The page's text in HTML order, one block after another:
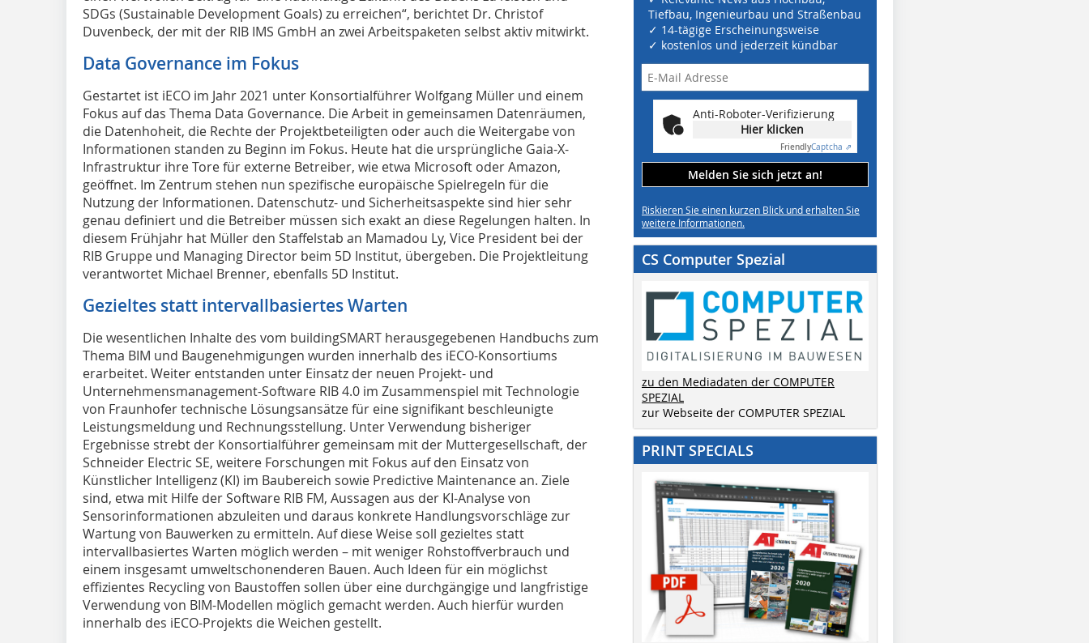
SDGs (Sustainable Development Goals) zu erreichen“, berichtet Dr. Christof
Duvenbeck, der mit der RIB IMS GmbH an zwei Arbeitspaketen selbst aktiv mitwirkt.
Data Governance im Fokus
Gestartet ist iECO im Jahr 2021 unter Konsortialführer Wolfgang Müller und einem
Fokus auf das Thema Data Governance. Die Arbeit in gemeinsamen Datenräumen,
die Datenhoheit, die Rechte der Projektbeteiligten oder auch die Weitergabe von
Informationen standen zu Beginn im Fokus. Heute hat die ursprüngliche Gaia-X-
Infrastruktur ihre Tore für externe Betreiber, wie etwa Microsoft oder Amazon,
geöffnet. Im Zentrum stehen nun spezifische europäische Spielregeln für die
Nutzung der Informationen. Datenschutz- und Sicherheitsaspekte sind hier sehr
genau definiert und die Betreiber müssen sich exakt an diese Regelungen halten. In
diesem Frühjahr hat Müller den Staffelstab an Mamadou Ly, Vice President bei der
RIB Gruppe und Managing Director beim 5D Institut, übergeben. Die Projektleitung
verantwortet Michael Brenner, ebenfalls 5D Institut.
Gezieltes statt intervallbasiertes Warten
Die wesentlichen Inhalte des vom buildingSMART herausgegebenen Handbuchs zum
Thema BIM und Baugenehmigungen wurden innerhalb des iECO-Konsortiums
erarbeitet. Weiter entstanden unter Einsatz der neuen Projekt- und
Unternehmensmanagement-Software RIB 4.0 im Zusammenspiel mit Technologie
von Fraunhofer technische Lösungsansätze für eine signifikant beschleunigte
Leistungsmeldung und Rechnungsstellung. Unter Verwendung bisheriger
Ergebnisse strebt der Konsortialführer gemeinsam mit der Muttergesellschaft, der
Schneider Electric SE, weitere Forschungen mit Fokus auf den Einsatz von
Künstlicher Intelligenz (KI) im Baubereich sowie Predictive Maintenance an. Ziele
sind, etwa mit Hilfe der Software RIB FM, Aussagen aus der KI-Analyse von
Sensorinformationen abzuleiten und daraus konkrete Handlungsvorschläge zur
Wartung von Bauwerken zu ermitteln. Auf diese Weise soll gezieltes statt
intervallbasiertes Warten möglich werden – mit weniger Rohstoffverbrauch und
einem insgesamt umweltschonenderen Bauen. Auch Ideen für ein möglichst
effizientes Recycling von Baustoffen sollen über eine durchgängige und langfristige
Verwendung von BIM-Modellen möglich gemacht werden. Auch hierfür wurden
innerhalb des iECO-Projekts die Weichen gestellt.
Tiefbau, Ingenieurbau und Straßenbau
✓ 14-tägige Erscheinungsweise
✓ kostenlos und jederzeit kündbar
Anti-Roboter-Verifizierung
Hier klicken
FriendlyCaptcha ⇗
Melden Sie sich jetzt an!
Riskieren Sie einen kurzen Blick und erhalten Sie
weitere Informationen.
CS Computer Spezial
zu den Mediadaten der COMPUTER
SPEZIAL
zur Webseite der COMPUTER SPEZIAL
PRINT SPECIALS